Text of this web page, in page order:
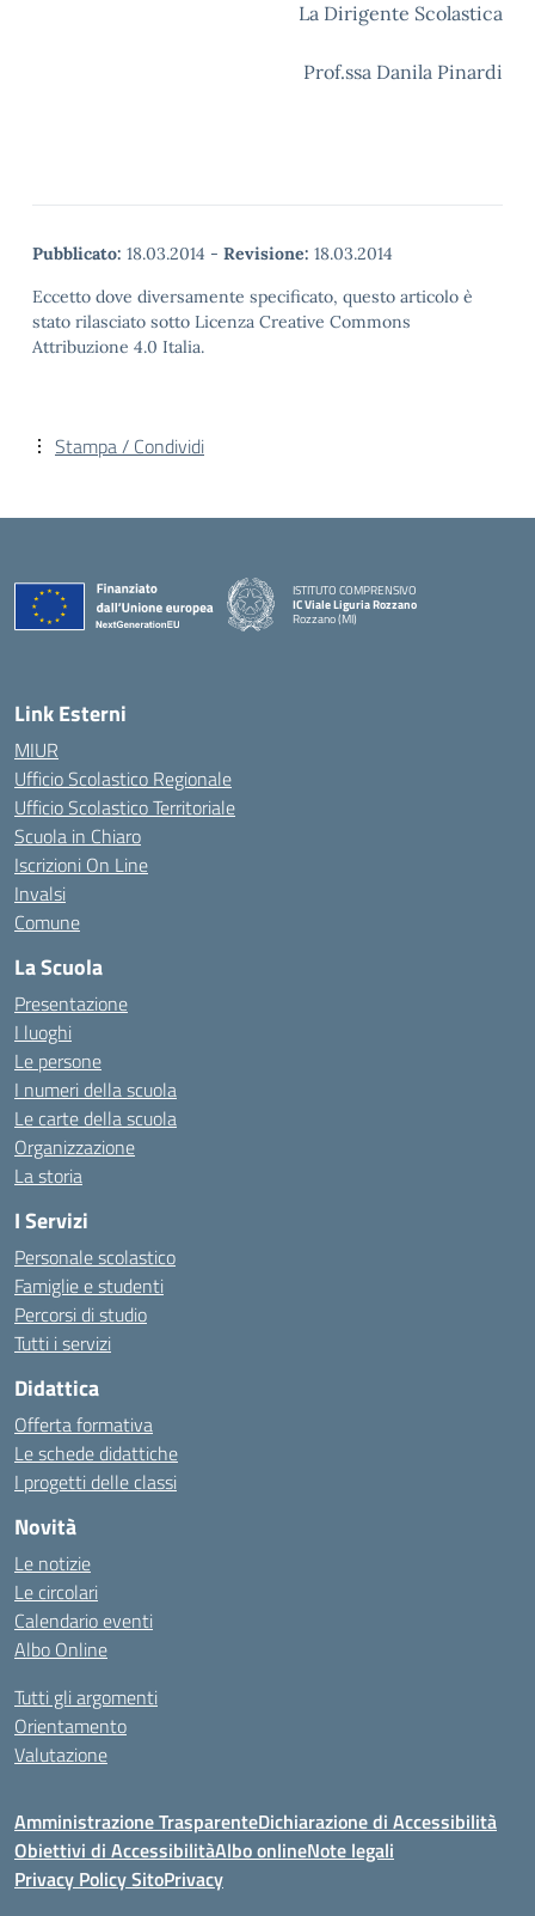
La Dirigente Scolastica
Prof.ssa Danila Pinardi
Pubblicato: 18.03.2014 - Revisione: 18.03.2014
Eccetto dove diversamente specificato, questo articolo è
stato rilasciato sotto Licenza Creative Commons
Attribuzione 4.0 Italia.
Stampa / Condividi
ISTITUTO COMPRENSIVO
IC Viale Liguria Rozzano
Rozzano (MI)
Link Esterni
MIUR
Ufficio Scolastico Regionale
Ufficio Scolastico Territoriale
Scuola in Chiaro
Iscrizioni On Line
Invalsi
Comune
La Scuola
Presentazione
I luoghi
Le persone
I numeri della scuola
Le carte della scuola
Organizzazione
La storia
I Servizi
Personale scolastico
Famiglie e studenti
Percorsi di studio
Tutti i servizi
Didattica
Offerta formativa
Le schede didattiche
I progetti delle classi
Novità
Le notizie
Le circolari
Calendario eventi
Albo Online
Tutti gli argomenti
Orientamento
Valutazione
Amministrazione TrasparenteDichiarazione di Accessibilità
Obiettivi di AccessibilitàAlbo onlineNote legali
Privacy Policy SitoPrivacy